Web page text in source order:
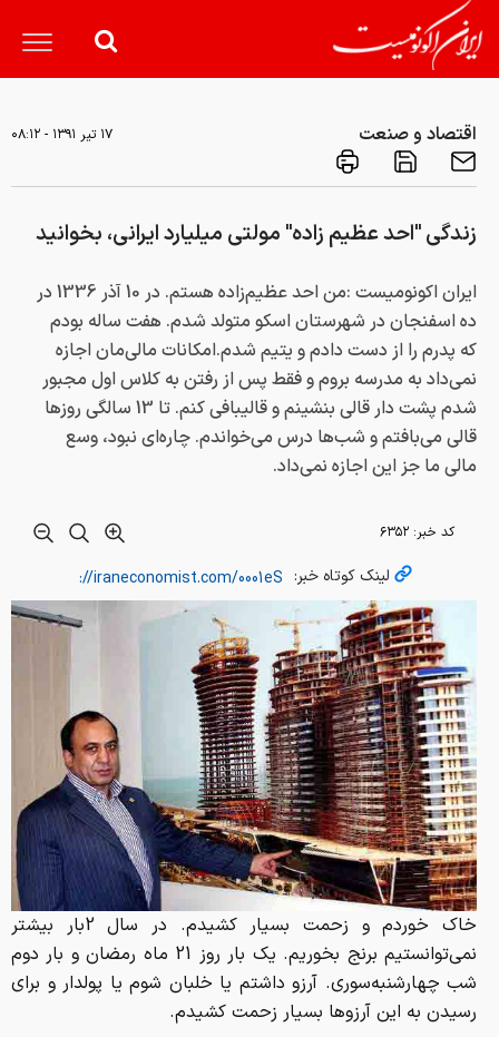
اقتصاد و صنعت ۱۷ تير ۱۳۹۱ - ۰۸:۱۲
زندگي "احد عظیم زاده" مولتی میلیارد ایرانی، بخوانيد
ايران اكونوميست :من احد عظيم‌زاده هستم. در 10 آذر 1336 در
ده اسفنجان در شهرستان اسكو متولد شدم. هفت ساله بودم
كه پدرم را از دست دادم و يتيم شدم.امكانات مالي‌مان اجازه
نمي‌داد به مدرسه بروم و فقط پس از رفتن به كلاس اول مجبور
شدم پشت دار قالي بنشينم و قاليبافي كنم. تا 13 سالگي روزها
قالي مي‌بافتم و شب‌ها درس مي‌خواندم. چاره‌اي نبود، وسع
مالي ما جز اين اجازه نمي‌داد.
کد خبر: ۶۳۵۲
لینک کوتاه خبر:
خاك خوردم و زحمت بسيار كشيدم. در سال 2بار بيشتر
نمي‌توانستيم برنج بخوريم. يك بار روز 21 ماه رمضان و بار دوم
شب چهارشنبه‌سوري. آرزو داشتم يا خلبان شوم يا پولدار و براي
رسيدن به اين آرزوها بسيار زحمت كشيدم.